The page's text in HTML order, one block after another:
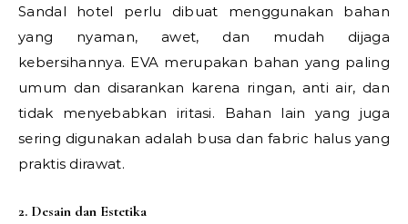
Sandal hotel perlu dibuat menggunakan bahan
yang nyaman, awet, dan mudah dijaga
kebersihannya. EVA merupakan bahan yang paling
umum dan disarankan karena ringan, anti air, dan
tidak menyebabkan iritasi. Bahan lain yang juga
sering digunakan adalah busa dan fabric halus yang
praktis dirawat.
2. Desain dan Estetika